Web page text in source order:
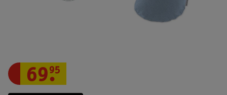
69.
95